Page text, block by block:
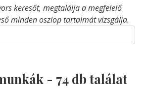
keresőt, megtalálja a megfelelő
minden oszlop tartalmát vizsgálja.
- 74db találat